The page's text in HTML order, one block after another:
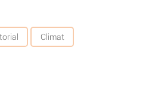
Climat